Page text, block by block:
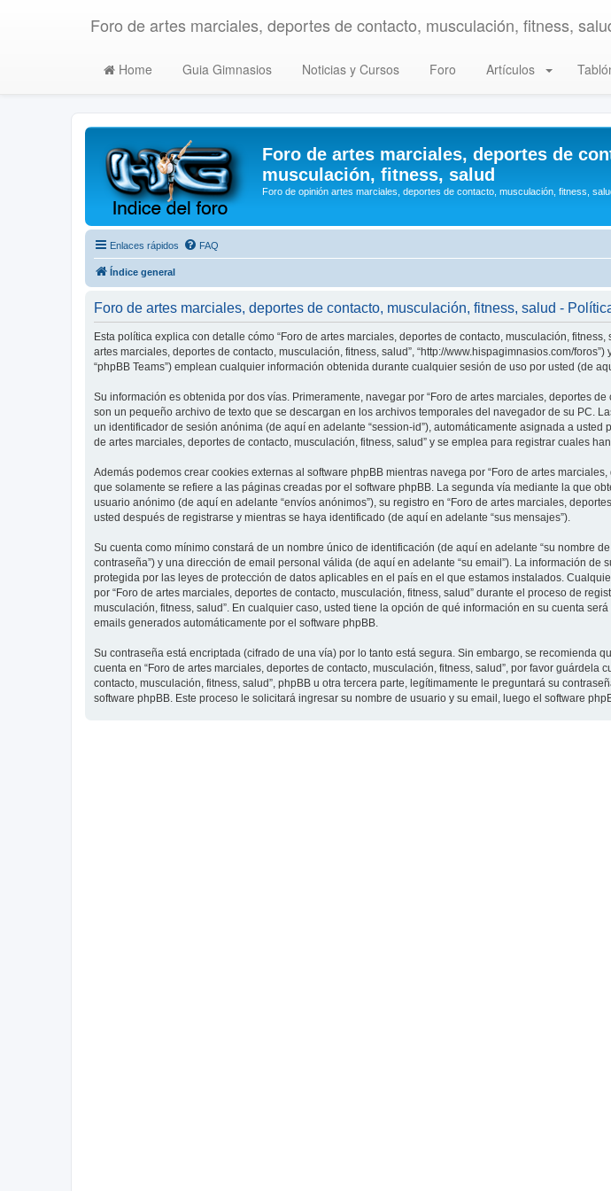
Foro de artes marciales, deportes de contacto, musculación, fitness,
Home Guia Gimnasios Noticias y Cursos Foro Artículos
Foro de artes marciales, deportes de
musculación, fitness, salud
Foro de opinión artes marciales, deportes de contacto, musculación, fitness,
Enlaces rápidos FAQ
Índice general
Foro de artes marciales, deportes de contacto, musculación, fitness, salud -
Esta política explica con detalle cómo “Foro de artes marciales, deportes de contacto, musculación,
artes marciales, deportes de contacto, musculación, fitness, salud”, “http://www.hispagimnasios.com/foros”)
“phpBB Teams”) emplean cualquier información obtenida durante cualquier sesión de uso por usted (de
Su información es obtenida por dos vías. Primeramente, navegar por “Foro de artes marciales, deportes
son un pequeño archivo de texto que se descargan en los archivos temporales del navegador de su PC.
un identificador de sesión anónima (de aquí en adelante “session-id”), automáticamente asignada a
de artes marciales, deportes de contacto, musculación, fitness, salud” y se emplea para registrar cuales
Además podemos crear cookies externas al software phpBB mientras navega por “Foro de artes
que solamente se refiere a las páginas creadas por el software phpBB. La segunda vía mediante la que
usuario anónimo (de aquí en adelante “envíos anónimos”), su registro en “Foro de artes marciales,
usted después de registrarse y mientras se haya identificado (de aquí en adelante “sus mensajes”).
Su cuenta como mínimo constará de un nombre único de identificación (de aquí en adelante “su nombre
contraseña”) y una dirección de email personal válida (de aquí en adelante “su email”). La información
protegida por las leyes de protección de datos aplicables en el país en el que estamos instalados.
por “Foro de artes marciales, deportes de contacto, musculación, fitness, salud” durante el proceso de
musculación, fitness, salud”. En cualquier caso, usted tiene la opción de qué información en su cuenta
emails generados automáticamente por el software phpBB.
Su contraseña está encriptada (cifrado de una vía) por lo tanto está segura. Sin embargo, se recomienda
cuenta en “Foro de artes marciales, deportes de contacto, musculación, fitness, salud”, por favor
contacto, musculación, fitness, salud”, phpBB u otra tercera parte, legítimamente le preguntará su
software phpBB. Este proceso le solicitará ingresar su nombre de usuario y su email, luego el software